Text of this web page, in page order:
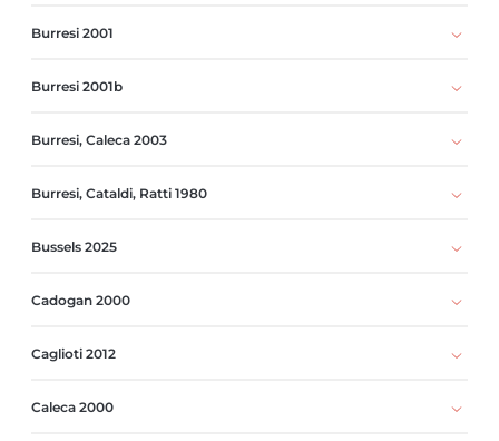
Burresi 2001
Burresi 2001b
Burresi, Caleca 2003
Burresi, Cataldi, Ratti 1980
Bussels 2025
Cadogan 2000
Caglioti 2012
Caleca 2000